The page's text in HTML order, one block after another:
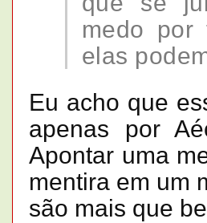
medo por
elas
Eu acho que
apenas por
Apontar uma
mentira em um
são mais que